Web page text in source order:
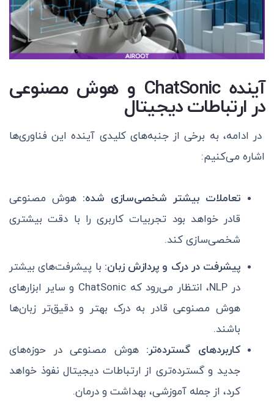
آینده ChatSonic و هوش مصنوعی
در ارتباطات دیجیتال
در ادامه، به برخی از جنبه‌های کلیدی آینده این فناوری‌ها
اشاره می‌کنیم:
تعاملات بیشتر شخصی‌سازی شده: هوش مصنوعی
قادر خواهد بود تجربیات کاربری را با دقت بیشتری
شخصی‌سازی کند.
پیشرفت در درک و پردازش زبان: با پیشرفت‌های بیشتر
در NLP، انتظار می‌رود که ChatSonic و سایر ابزارهای
هوش مصنوعی قادر به درک بهتر و دقیق‌تر زبان‌ها
باشند.
کاربردهای گسترده‌تر:هوش مصنوعی در حوزه‌های
جدید و گسترده‌تری از ارتباطات دیجیتال نفوذ خواهد
کرد، از جمله آموزشی، بهداشت و درمان.